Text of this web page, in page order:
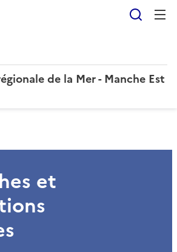
de la Mer - Manche Est
et